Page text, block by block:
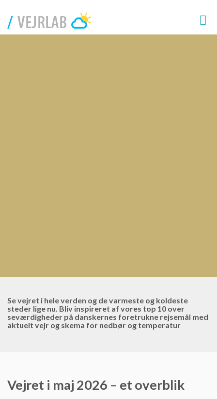
Se vejret i hele verden og de varmeste og koldeste
steder lige nu. Bliv inspireret af vores top 10 over
seværdigheder på danskernes foretrukne rejsemål med
aktuelt vejr og skema for nedbør og temperatur
Vejret i maj 2026 – et overblik